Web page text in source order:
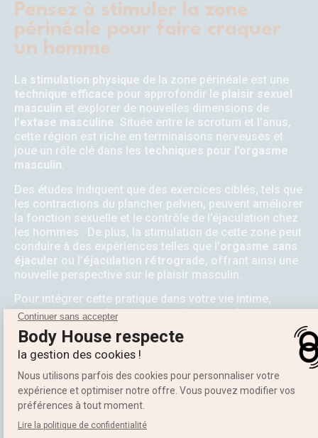
Pensez à stimuler la zone
périnéale pour faire craquer
un homme
La stimulation physique de la zone périnéale est une
technique efficace pour approfondir le plaisir sexuel
masculin et explorer de nouvelles dimensions de
l’extase masculine. Située entre le scrotum et l’anus,
cette région est riche en terminaisons nerveuses et
joue un rôle clé dans les techniques pour l’orgasme
masculin.
Des études indiquent que des exercices ciblés, tels que
les contractions du plancher pelvien, peuvent améliorer
la fonction sexuelle et le contrôle de l’éjaculation chez
les hommes
De plus, la stimulation de cette zone peut
conduire à des expériences telles que l’orgasme sans
éjaculer ou l’éjaculation rétrograde, offrant ainsi une
nouvelle perspective sur le plaisir masculin.
Pour intégrer cette pratique dans votre vie intime,
commencez par descaressesdouces et des
pressions légères autour du périnée.
d’accessoires adaptés peut également enrichir
l’expérience. En combinant ces techniques avec une
ambiance sensuelle et des petits messages coquins
vous pouvez créer une
tension sexuelle
propice à une
rencontre épanouissante.